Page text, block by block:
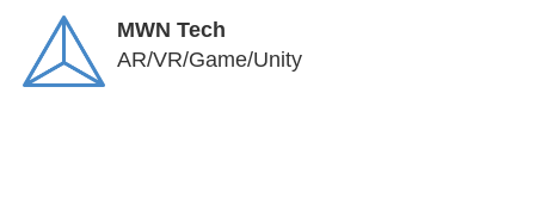
MWN Tech
AR/VR/Game/Unity